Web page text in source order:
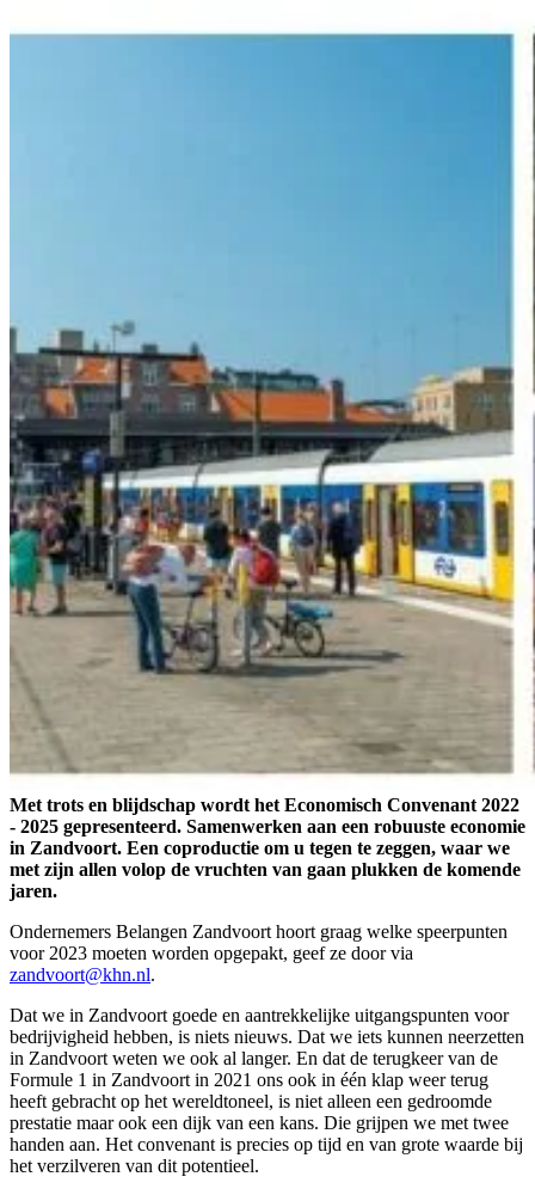
Met trots en blijdschap wordt het Economisch Convenant 2022
- 2025 gepresenteerd. Samenwerken aan een robuuste economie
in Zandvoort. Een coproductie om u tegen te zeggen, waar we
met zijn allen volop de vruchten van gaan plukken de komende
jaren.
Ondernemers Belangen Zandvoort hoort graag welke speerpunten
voor 2023 moeten worden opgepakt, geef ze door via
zandvoort@khn.nl.
Dat we in Zandvoort goede en aantrekkelijke uitgangspunten voor
bedrijvigheid hebben, is niets nieuws. Dat we iets kunnen neerzetten
in Zandvoort weten we ook al langer. En dat de terugkeer van de
Formule 1 in Zandvoort in 2021 ons ook in één klap weer terug
heeft gebracht op het wereldtoneel, is niet alleen een gedroomde
prestatie maar ook een dijk van een kans. Die grijpen we met twee
handen aan. Het convenant is precies op tijd en van grote waarde bij
het verzilveren van dit potentieel.